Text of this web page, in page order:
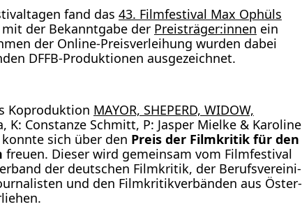
fand das 43. Film­fes­ti­val Max Ophüls
der Bekannt­ga­be der Preisträger:innen ein
der Online-Preis­ver­lei­hung wur­den dabei
DFFB-Pro­duk­tio­nen aus­ge­zeich­net.
Kopro­duk­ti­on MAYOR, SHEPERD, WIDOW,
K: Con­stan­ze Schmitt, P: Jas­per Miel­ke & Karo­li­ne
sich über den Preis der Film­kri­tik für den
freu­en. Die­ser wird gemein­sam vom Film­fes­ti­val
der deut­schen Film­kri­tik, der Berufs­ver­ei­ni­
und den Film­kri­tik­ver­bän­den aus Öster­